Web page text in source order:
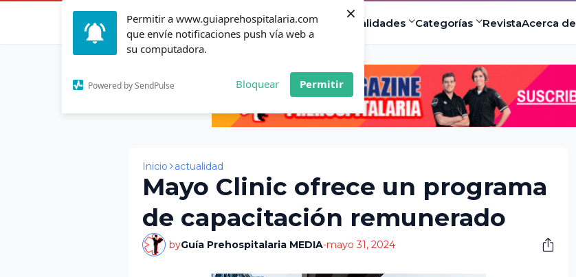
Permitir a www.guiaprehospitalaria.com
que envíe notificaciones push vía web a
su computadora.
Powered by SendPulse Bloquear Permitir
×
InicioActualidad Especialidades Categorías RevistaAcerca de
Inicio actualidad
Mayo Clinic ofrece un programa
de capacitación remunerado
byGuía Prehospitalaria MEDIA-mayo 31, 2024